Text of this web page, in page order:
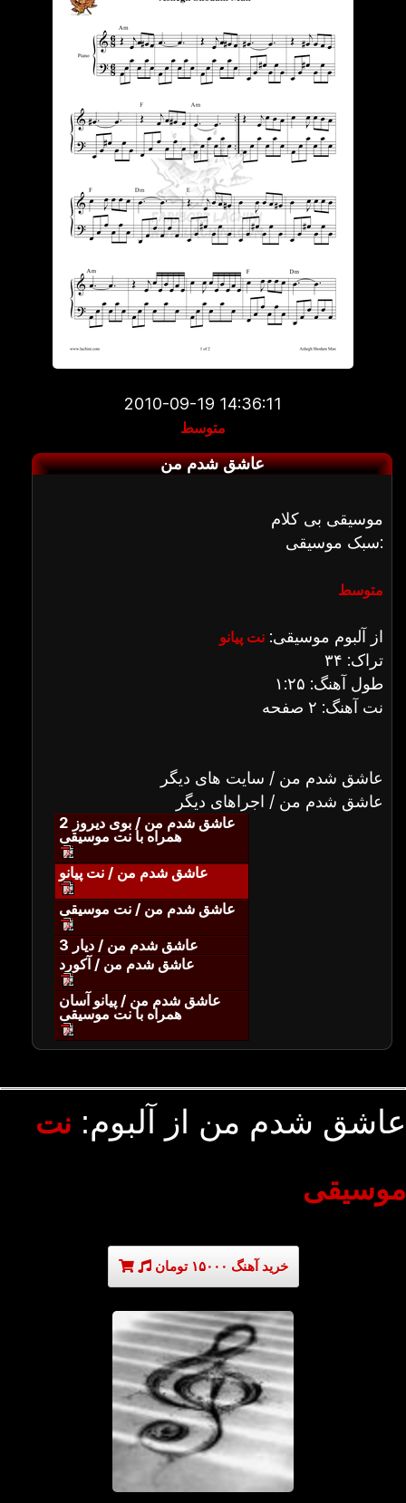
2010-09-19 14:36:11
متوسط
عاشق شدم من
موسیقی بی کلام
سبک موسیقی:
متوسط
از آلبوم موسیقی: نت پیانو
تراک: ۳۴
طول آهنگ: ۱:۲۵
نت آهنگ: ۲ صفحه
عاشق شدم من / سایت های دیگر
عاشق شدم من / اجراهای دیگر
عاشق شدم من / بوی دیروز 2
همراه با نت موسیقی
عاشق شدم من / نت پیانو
عاشق شدم من / نت موسیقی
عاشق شدم من / دیار 3
عاشق شدم من / آکورد
عاشق شدم من / پیانو آسان
همراه با نت موسیقی
عاشق شدم من از آلبوم: نت
موسیقی
خرید آهنگ ۱۵۰۰۰ تومان